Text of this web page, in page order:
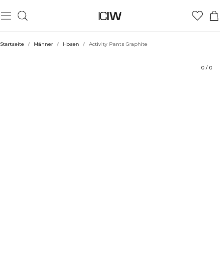
Startseite / Männer / Hosen / Activity Pants Graphite
0 / 0